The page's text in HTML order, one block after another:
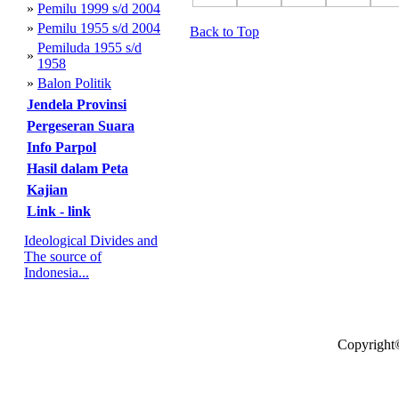
» Pemilu 1999 s/d 2004
» Pemilu 1955 s/d 2004
»
Pemiluda 1955 s/d
1958
» Balon Politik
Jendela Provinsi
Pergeseran Suara
Info Parpol
Hasil dalam Peta
Kajian
Link - link
Ideological Divides and
The source of
Indonesia...
Back to Top